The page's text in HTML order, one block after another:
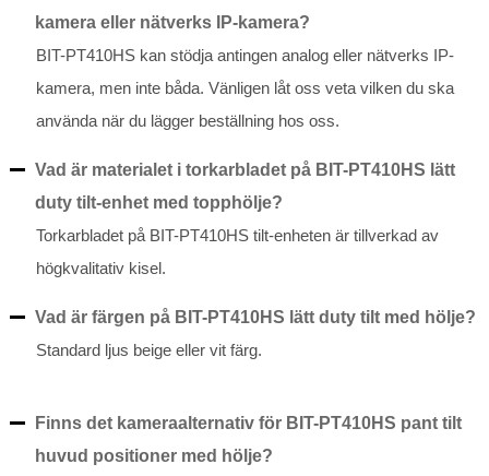
kamera eller nätverks IP-kamera?
BIT-PT410HS kan stödja antingen analog eller nätverks IP-
kamera, men inte båda. Vänligen låt oss veta vilken du ska
använda när du lägger beställning hos oss.
Vad är materialet i torkarbladet på BIT-PT410HS lätt
duty tilt-enhet med topphölje?
Torkarbladet på BIT-PT410HS tilt-enheten är tillverkad av
högkvalitativ kisel.
Vad är färgen på BIT-PT410HS lätt duty tilt med hölje?
Standard ljus beige eller vit färg.
Finns det kameraalternativ för BIT-PT410HS pant tilt
huvud positioner med hölje?